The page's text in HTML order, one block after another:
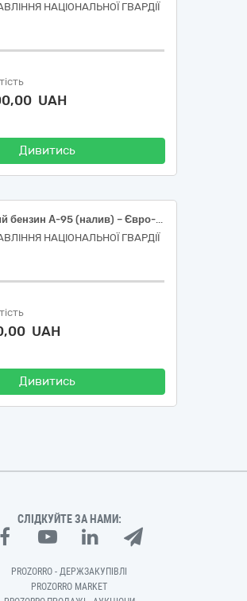
НАЦІОНАЛЬНОЇ ГВАРДІЇ
UAH
Дивитись
Автомобільний бензин А-95 (налив) – Євро-5 – Е5 (Е0)
НАЦІОНАЛЬНОЇ ГВАРДІЇ
UAH
Дивитись
СЛІДКУЙТЕ ЗА НАМИ:
PROZORRO - ДЕРЖЗАКУПІВЛІ
PROZORRO MARKET